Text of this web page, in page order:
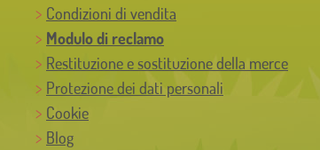
Condizioni di vendita
Modulo di reclamo
Restituzione e sostituzione della merce
Protezione dei dati personali
Cookie
Blog